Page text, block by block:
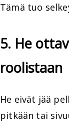
Tämä tuo
5. He
roolistaan
He eivät jää
pitkään tai